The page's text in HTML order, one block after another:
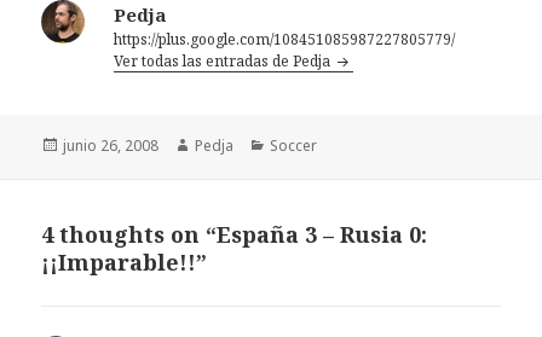
Pedja
https://plus.google.com/108451085987227805779/
Ver todas las entradas de Pedja
Publicado
junio 26, 2008 Autor
Pedja Categorías
Soccer
4 thoughts on “España 3 – Rusia 0:
¡¡Imparable!!”